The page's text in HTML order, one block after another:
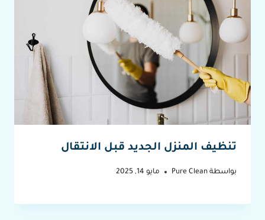
تنظيف المنزل الجديد قبل الانتقال
بواسطة Pure Clean مايو 14, 2025